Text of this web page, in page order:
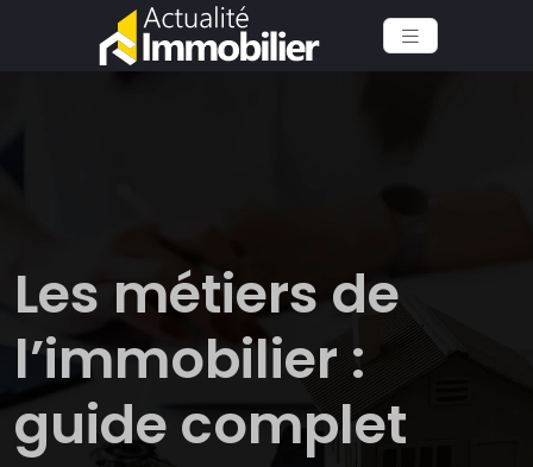
Les métiers de
l’immobilier :
guide complet